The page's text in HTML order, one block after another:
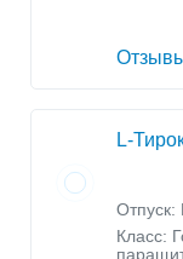
L-
Отпуск:
Класс: